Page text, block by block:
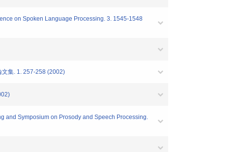
on Spoken Language Processing. 3. 1545-1548
文集. 1. 257-258 (2002)
and Symposium on Prosody and Speech Processing.